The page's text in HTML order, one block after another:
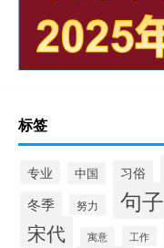
标签
专业 中国 习俗
冬季 努力 句子
宋代 寓意 工作